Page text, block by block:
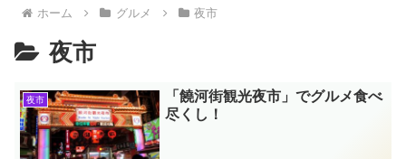
ホーム グルメ 夜市
夜市
夜市
「饒河街観光夜市」でグルメ食べ
尽くし！